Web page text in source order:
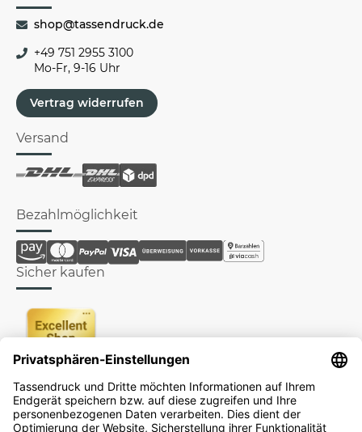
shop@tassendruck.de
+49 751 2955 3100
Mo-Fr, 9-16 Uhr
Vertrag widerrufen
Versand
Bezahlmöglichkeit
Sicher kaufen